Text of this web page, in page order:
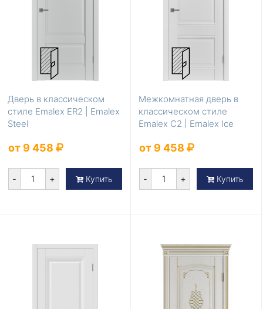
Дверь в классическом
стиле Emalex ER2 | Emalex
Steel
от 9 458
- + Купить
Межкомнатная дверь в
классическом стиле
Emalex C2 | Emalex Ice
от 9 458
- + Купить